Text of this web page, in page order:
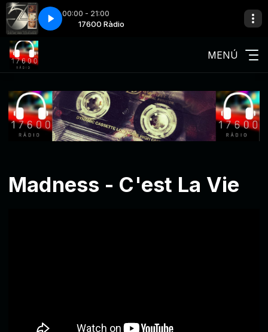
00:00 - 21:00
Ràdio 17600 Ràdio
could read my mind Stars on 54-If you could read my mind
MENÚ
Madness - C'est La Vie